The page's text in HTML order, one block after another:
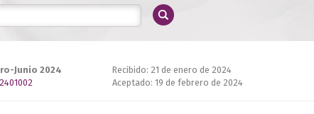
Junio 2024
Recibido: 21 de enero de 2024
Aceptado: 19 de febrero de 2024